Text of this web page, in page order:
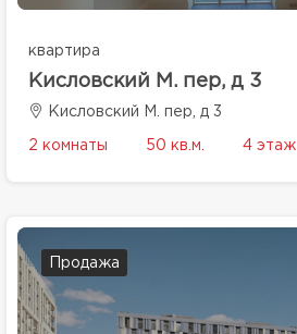
квартира
Кисловский М. пер, д 3
Кисловский М. пер, д 3
2 комнаты 50 кв.м. 4 этаж
Продажа